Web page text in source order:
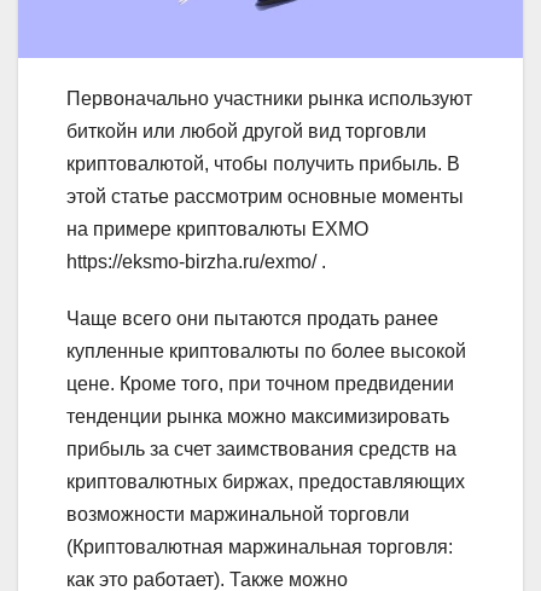
Первоначально участники рынка используют
биткойн или любой другой вид торговли
криптовалютой, чтобы получить прибыль. В
этой статье рассмотрим основные моменты
на примере криптовалюты EXMO
https://eksmo-birzha.ru/exmo/ .
Чаще всего они пытаются продать ранее
купленные криптовалюты по более высокой
цене. Кроме того, при точном предвидении
тенденции рынка можно максимизировать
прибыль за счет заимствования средств на
криптовалютных биржах, предоставляющих
возможности маржинальной торговли
(Криптовалютная маржинальная торговля:
как это работает). Также можно